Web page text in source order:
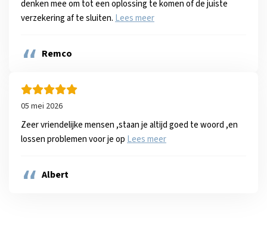
denken mee om tot een oplossing te komen of de juiste
verzekering af te sluiten. Lees meer
” Remco
05 mei 2026
Zeer vriendelijke mensen ,staan je altijd goed te woord ,en
lossen problemen voor je op Lees meer
” Albert